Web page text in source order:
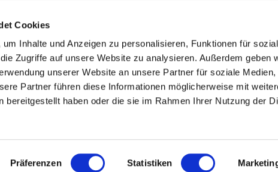
Cookies
Inhalte und Anzeigen zu personalisieren, Funktionen für
Zugriffe auf unsere Website zu analysieren. Außerdem geben
unserer Website an unsere Partner für soziale Medien,
Partner führen diese Informationen möglicherweise mit
bereitgestellt haben oder die sie im Rahmen Ihrer Nutzung der
Präferenzen Statistiken